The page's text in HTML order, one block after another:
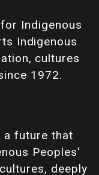
Indigenous
Indigenous
cultures
1972.
a future that
Peoples'
deeply